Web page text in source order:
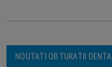
NOUTATI OBTURATII